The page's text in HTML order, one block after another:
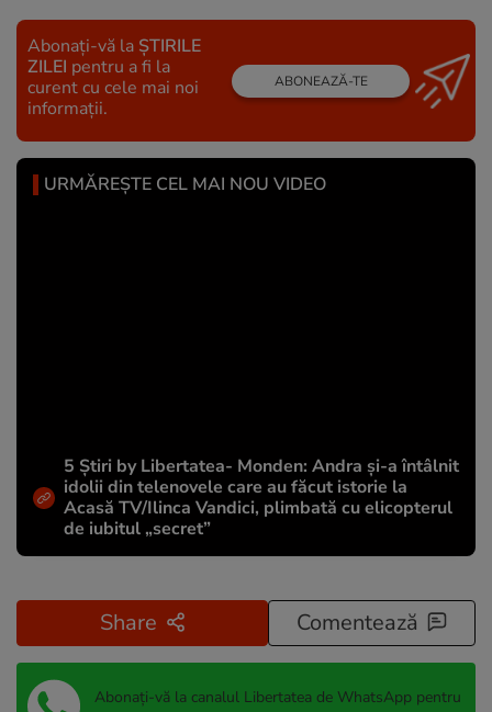
Abonați-vă la ȘTIRILE
ZILEI pentru a fi la
curent cu cele mai noi
informații.
ABONEAZĂ-TE
URMĂREȘTE CEL MAI NOU VIDEO
5 Știri by Libertatea- Monden: Andra și-a întâlnit
idolii din telenovele care au făcut istorie la
Acasă TV/Ilinca Vandici, plimbată cu elicopterul
de iubitul „secret”
Share Comentează
Abonați-vă la canalul Libertatea de WhatsApp pentru